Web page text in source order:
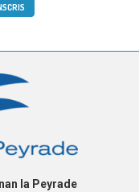
la Peyrade